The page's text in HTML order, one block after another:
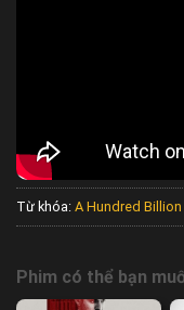
Từ khóa: A Hundred Billion
Phim có thể bạn